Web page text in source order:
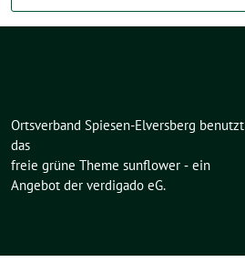
Ortsverband Spiesen-Elversberg benutzt
das
freie grüne Theme sunflower ‐ ein
Angebot der verdigado eG.